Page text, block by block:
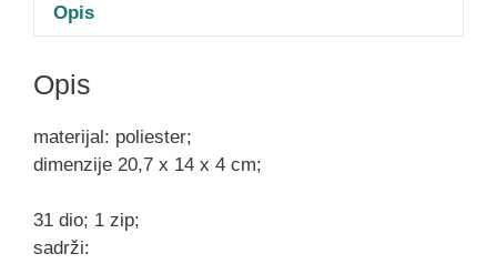
Opis
Opis
materijal: poliester;
dimenzije 20,7 x 14 x 4 cm;
31 dio; 1 zip;
sadrži: